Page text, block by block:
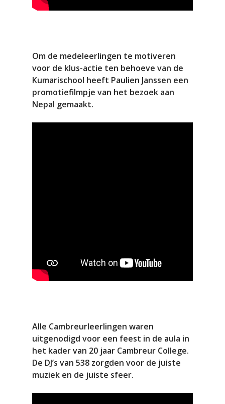
Om de medeleerlingen te motiveren
voor de klus-actie ten behoeve van de
Kumarischool heeft Paulien Janssen een
promotiefilmpje van het bezoek aan
Nepal gemaakt.
Alle Cambreurleerlingen waren
uitgenodigd voor een feest in de aula in
het kader van 20 jaar Cambreur College.
De DJ’s van 538 zorgden voor de juiste
muziek en de juiste sfeer.